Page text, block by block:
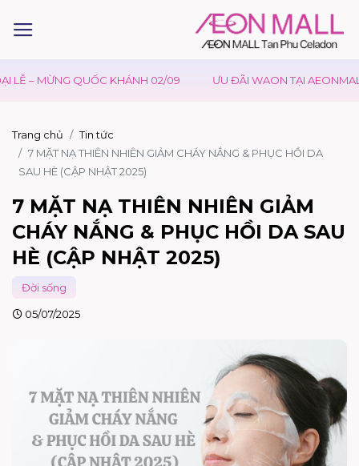
MỪNG QUỐC KHÁNH 02/09 ƯU ĐÃI WAON TẠI AEONMALL
Trang chủ
Tin tức
7 MẶT NẠ THIÊN NHIÊN GIẢM CHÁY NẮNG & PHỤC HỒI DA
SAU HÈ (CẬP NHẬT 2025)
7 MẶT NẠ THIÊN NHIÊN GIẢM
CHÁY NẮNG & PHỤC HỒI DA SAU
HÈ (CẬP NHẬT 2025)
Đời sống
05/07/2025